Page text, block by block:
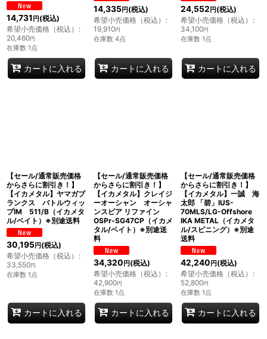
14,731 円 (税込)
希望小売価格（税込） :
20,460円
在庫数 1点
カートに入れる
14,335円(税込)
希望小売価格（税込） :
19,910円
在庫数 4点
カートに入れる
24,552 円(税込)
希望小売価格（税込） :
34,100円
在庫数 1点
カートに入れる
【セール/通常販売価格
からさらに割引き！】
【イカメタル】ヤマガブ
ランクス バトルウィッ
プIM 511/B（イカメタ
ル/ベイト）※別途送料
30,195円 (税込)
希望小売価格（税込） :
33,550円
在庫数 1点
カートに入れる
【セール/通常販売価格
からさらに割引き！】
【イカメタル】クレイジ
ーオーシャン オーシャ
ンスピア リファイン
OSPr-SG47CP（イカメ
タル/ベイト）※別途送
料
34,320 円(税込)
希望小売価格（税込） :
42,900円
在庫数 1点
カートに入れる
【セール/通常販売価格
からさらに割引き！】
【イカメタル】一誠 海
太郎 「碧」IUS-
70MLS/LG-Offshore
IKA METAL（イカメタ
ル/スピニング）※別途
送料
42,240 円(税込)
希望小売価格（税込） :
52,800円
在庫数 1点
カートに入れる